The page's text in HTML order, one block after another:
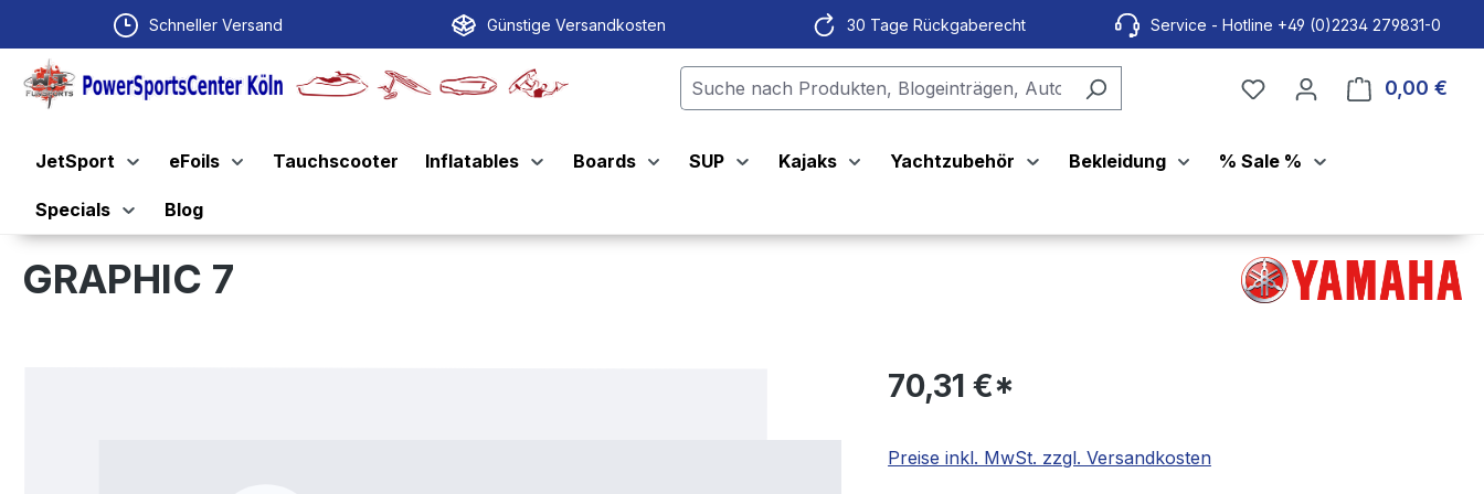
Zur Hauptnavigation springen
Schneller Versand Günstige Versandkosten 30 Tage Rückgaberecht Service - Hotline +49 (0)2234 279831-0
0,00 €
JetSport eFoils Tauchscooter Inflatables Boards SUP Kajaks Yachtzubehör Bekleidung % Sale %
Specials Blog
GRAPHIC 7
70,31 €*
Preise inkl. MwSt. zzgl. Versandkosten